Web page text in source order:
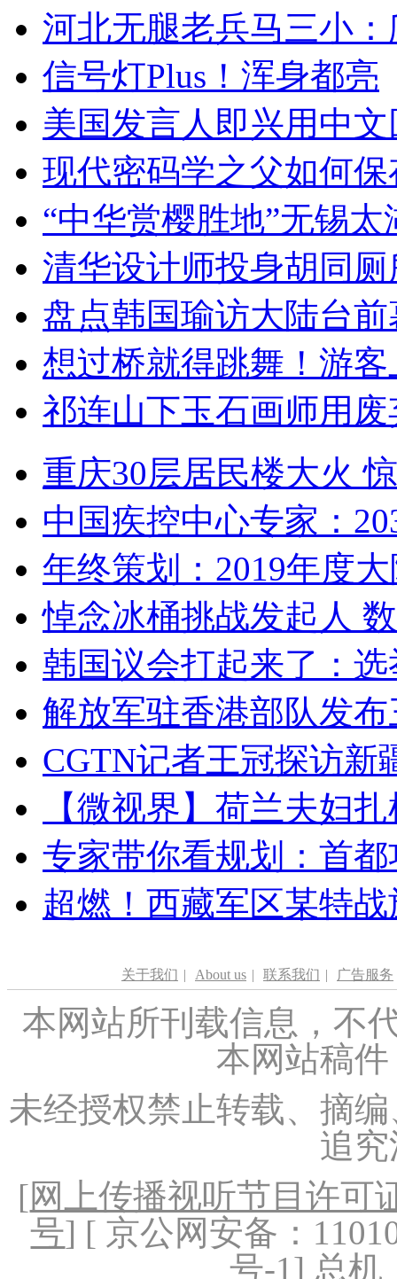
河北无腿老兵马三小
信号灯Plus！浑身都亮
美国发言人即兴用中
现代密码学之父如何
“中华赏樱胜地”无锡
清华设计师投身胡同
盘点韩国瑜访大陆台
想过桥就得跳舞！游客
祁连山下玉石画师用
重庆30层居民楼大火
中国疾控中心专家：
年终策划：2019年度
悼念冰桶挑战发起人
韩国议会打起来了：
解放军驻香港部队发
CGTN记者王冠探访新
【微视界】荷兰夫妇
专家带你看规划：首
超燃！西藏军区某特
关于我们 | About us | 联系我们 | 广告服务
本网站所刊载信息，不
本网站稿
未经授权禁止转载、摘
追
[网上传播视听节目许可
号] [ 京公网安备：
号-1 ] 总机